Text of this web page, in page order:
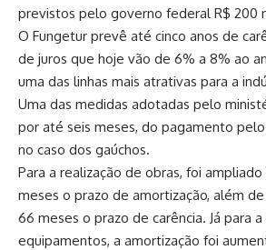
previstos pelo governo federal R$ 200
O Fungetur prevê até cinco anos de
de juros que hoje vão de 6% a 8% ao
uma das linhas mais atrativas para a
Uma das medidas adotadas pelo
por até seis meses, do pagamento
no caso dos gaúchos.
Para a realização de obras, foi
meses o prazo de amortização, além
66 meses o prazo de carência. Já para
equipamentos, a amortização foi